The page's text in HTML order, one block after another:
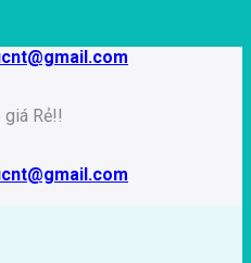
Rẻ!!